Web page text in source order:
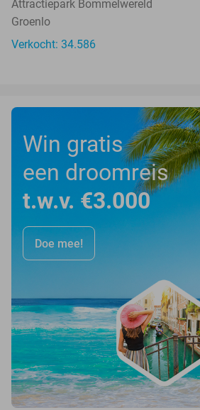
Attractiepark Bommelwereld
Groenlo
Verkocht: 34.586
Win gratis
een droomreis
t.w.v. €3.000
Doe mee!